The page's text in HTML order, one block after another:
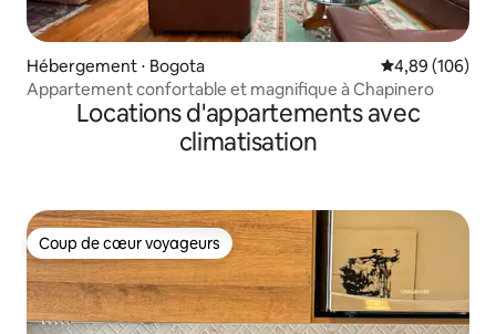
Hébergement ⋅ Bogota Évaluation
4,89 (106)
Appartement confortable et magnifique à Chapinero
Locations d'appartements avec
climatisation
Coup de cœur voyageurs
Coup de cœur voyageurs